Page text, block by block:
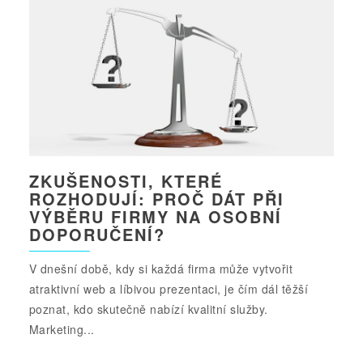
ZKUŠENOSTI, KTERÉ
ROZHODUJÍ: PROČ DÁT PŘI
VÝBĚRU FIRMY NA OSOBNÍ
DOPORUČENÍ?
V dnešní době, kdy si každá firma může vytvořit
atraktivní web a líbivou prezentaci, je čím dál těžší
poznat, kdo skutečně nabízí kvalitní služby.
Marketing...